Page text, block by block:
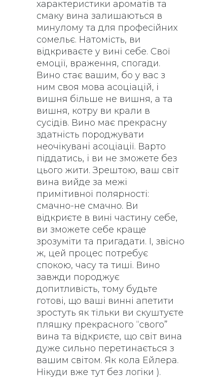
характеристики ароматів та
смаку вина залишаються в
минулому та для професійних
сомельє. Натомість, ви
відкриваєте у вині себе. Свої
емоції, враження, спогади.
Вино стає вашим, бо у вас з
ним своя мова асоціацій, і
вишня більше не вишня, а та
вишня, котру ви крали в
сусідів. Вино має прекрасну
здатність породжувати
неочікувані асоціації. Варто
піддатись, і ви не зможете без
цього жити. Зрештою, ваш світ
вина вийде за межі
примітивної полярності:
смачно-не смачно. Ви
відкриєте в вині частину себе,
ви зможете себе краще
зрозуміти та пригадати. І, звісно
ж, цей процес потребує
спокою, часу та тиші. Вино
завжди породжує
допитливість, тому будьте
готові, що ваші винні апетити
зростуть як тільки ви скуштуєте
пляшку прекрасного “свого”
вина та відкриєте, що світ вина
дуже сильно перетинається з
вашим світом. Як кола Ейлера.
Нікуди вже тут без логіки ).